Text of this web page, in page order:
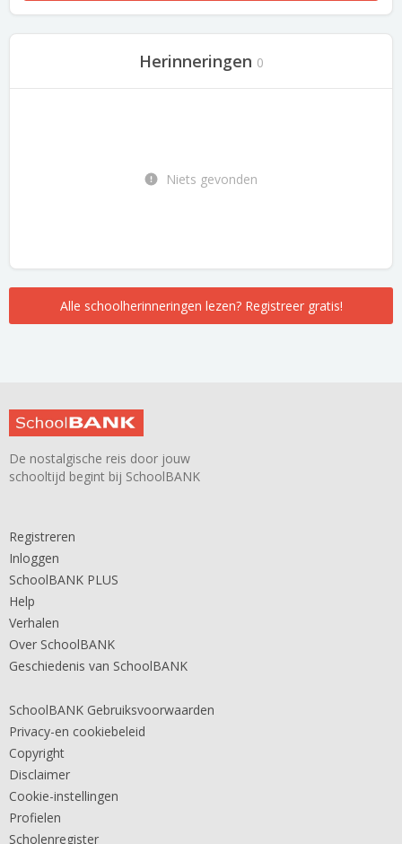
Herinneringen 0
Niets gevonden
Alle schoolherinneringen lezen? Registreer gratis!
De nostalgische reis door jouw
schooltijd begint bij SchoolBANK
Registreren
Inloggen
SchoolBANK PLUS
Help
Verhalen
Over SchoolBANK
Geschiedenis van SchoolBANK
SchoolBANK Gebruiksvoorwaarden
Privacy-en cookiebeleid
Copyright
Disclaimer
Cookie-instellingen
Profielen
Scholenregister